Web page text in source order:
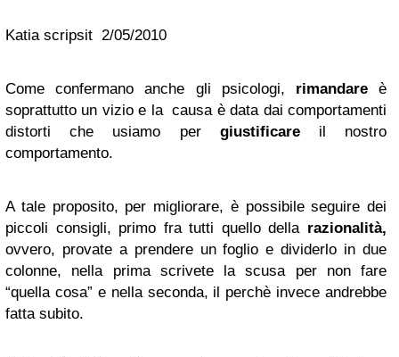
Katia scripsit 2/05/2010
Come confermano anche gli psicologi, rimandareè
soprattutto un vizio e la causa è data dai comportamenti
distorti che usiamo per giustificare il nostro
comportamento.
A tale proposito, per migliorare, è possibile seguire dei
piccoli consigli, primo fra tutti quello della razionalità,
ovvero, provate a prendere un foglio e dividerlo in due
colonne, nella prima scrivete la scusa per non fare
“quella cosa” e nella seconda, il perchè invece andrebbe
fatta subito.